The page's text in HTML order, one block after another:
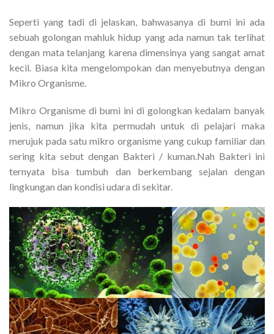
Seperti yang tadi di jelaskan, bahwasanya di bumi ini ada
sebuah golongan mahluk hidup yang ada namun tak terlihat
dengan mata telanjang karena dimensinya yang sangat amat
kecil. Biasa kita mengelompokan dan menyebutnya dengan
Mikro Organisme.
Mikro Organisme di bumi ini di golongkan kedalam banyak
jenis, namun jika kita permudah untuk di pelajari maka
merujuk pada satu mikro organisme yang cukup familiar dan
sering kita sebut dengan Bakteri / kuman.Nah Bakteri ini
ternyata bisa tumbuh dan berkembang sejalan dengan
lingkungan dan kondisi udara di sekitar.